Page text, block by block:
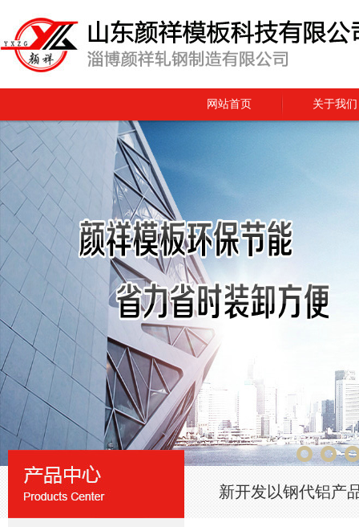
网站首页 关于我们
新开发以钢代铝产